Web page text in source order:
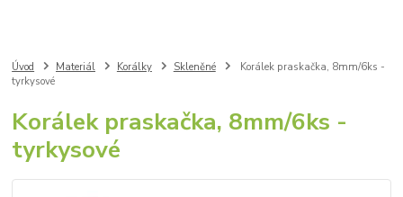
Úvod Materiál Korálky Skleněné
Korálek praskačka, 8mm/6ks -
tyrkysové
Korálek praskačka, 8mm/6ks -
tyrkysové